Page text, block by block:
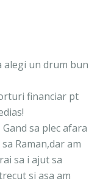
alegi un drum bun
financiar pt
sa plec afara
Raman,dar am
sa i ajut sa
si asa am